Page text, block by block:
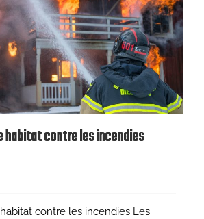
habitat contre les incendies
contre les incendies Les